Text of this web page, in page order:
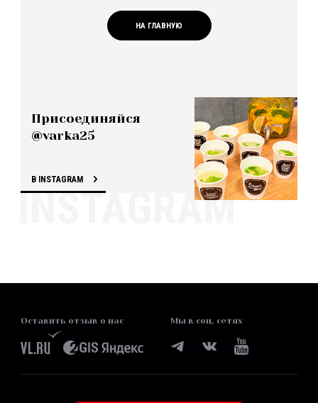
НА ГЛАВНУЮ
Присоединяйся
@varka25
В INSTAGRAM
Оставить отзыв о нас Мы в соц. сетях